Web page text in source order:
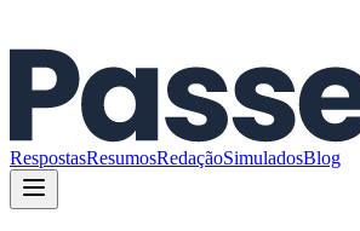
RespostasResumosRedaçãoSimuladosBlog